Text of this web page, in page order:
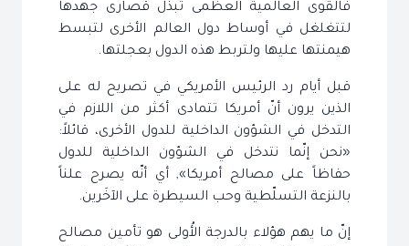
فالقوى العالمية العظمى تبذل قصارى جهدها
لتتغلغل في أوساط دول العالم الأخرى لتبسط
هيمنتها عليها ولتربط هذه الدول بعجلتها.
قبل أيام رد الرئيس الأمريكي في تصريح له على
الذين يرون أنّ أمريكا تتمادى أكثر من اللازم في
التدخل في الشؤون الداخلية للدول الأخرى، قائلاً:
«نحن إنّما نتدخل في الشؤون الداخلية للدول
حفاظاً على مصالح أمريكا», أي أنّه يصرح علناً
بالنزعة التسلّطية وحب السيطرة على الآخَرين.
إنّ ما يهم هؤلاء بالدرجة الأُولى هو تأمين مصالح